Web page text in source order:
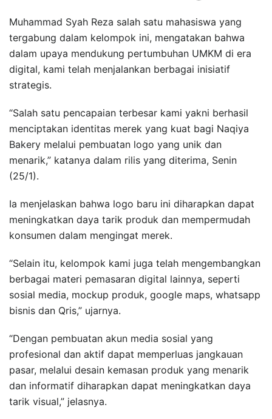
Muhammad Syah Reza salah satu mahasiswa yang
tergabung dalam kelompok ini, mengatakan bahwa
dalam upaya mendukung pertumbuhan UMKM di era
digital, kami telah menjalankan berbagai inisiatif
strategis.
“Salah satu pencapaian terbesar kami yakni berhasil
menciptakan identitas merek yang kuat bagi Naqiya
Bakery melalui pembuatan logo yang unik dan
menarik,” katanya dalam rilis yang diterima, Senin
(25/1).
Ia menjelaskan bahwa logo baru ini diharapkan dapat
meningkatkan daya tarik produk dan mempermudah
konsumen dalam mengingat merek.
“Selain itu, kelompok kami juga telah mengembangkan
berbagai materi pemasaran digital lainnya, seperti
sosial media, mockup produk, google maps, whatsapp
bisnis dan Qris,” ujarnya.
“Dengan pembuatan akun media sosial yang
profesional dan aktif dapat memperluas jangkauan
pasar, melalui desain kemasan produk yang menarik
dan informatif diharapkan dapat meningkatkan daya
tarik visual,” jelasnya.